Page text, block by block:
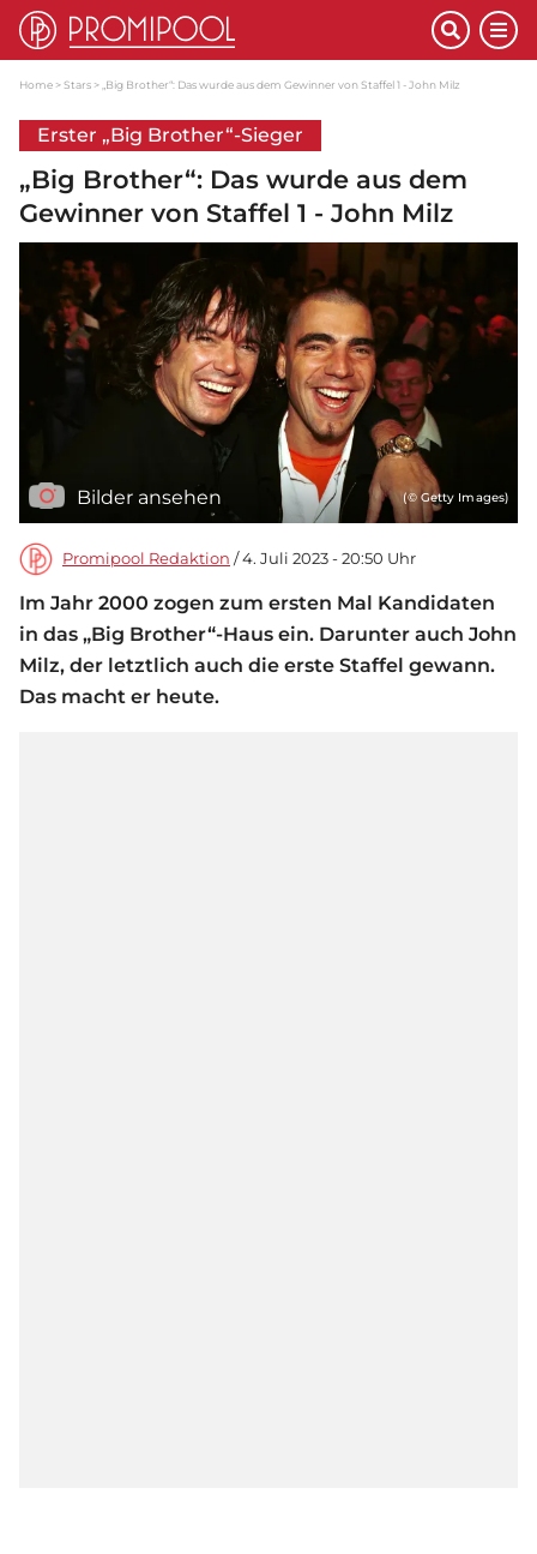
Home Stars „Big Brother“: Das wurde aus dem Gewinner von Staffel 1 - John Milz
Erster „Big Brother“-Sieger
„Big Brother“: Das wurde aus dem
Gewinner von Staffel 1 - John Milz
Bilder ansehen (© Getty Images)
Promipool Redaktion / 4. Juli 2023 - 20:50 Uhr
Im Jahr 2000 zogen zum ersten Mal Kandidaten
in das „Big Brother“-Haus ein. Darunter auch John
Milz, der letztlich auch die erste Staffel gewann.
Das macht er heute.